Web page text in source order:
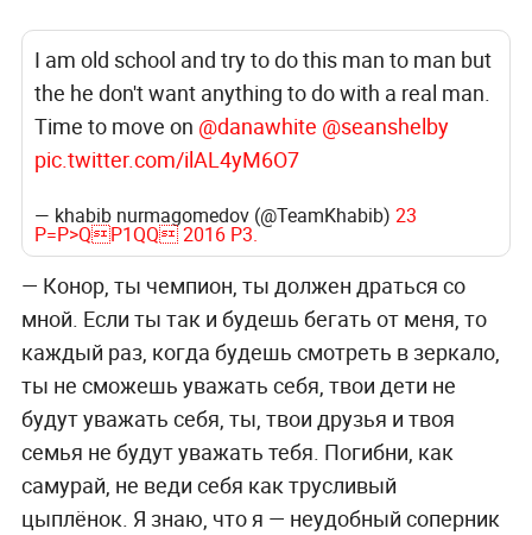
I am old school and try to do this man to man but
the he don't want anything to do with a real man.
Time to move on @danawhite @seanshelby
pic.twitter.com/ilAL4yM6O7
— khabib nurmagomedov (@TeamKhabib) 23
P=P>QP1QQ 2016 P3.
— Конор, ты чемпион, ты должен драться со
мной. Если ты так и будешь бегать от меня, то
каждый раз, когда будешь смотреть в зеркало,
ты не сможешь уважать себя, твои дети не
будут уважать себя, ты, твои друзья и твоя
семья не будут уважать тебя. Погибни, как
самурай, не веди себя как трусливый
цыплёнок. Я знаю, что я — неудобный соперник